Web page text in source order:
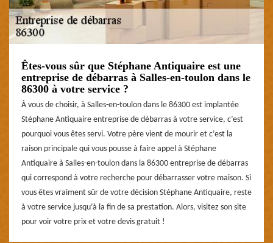
Êtes-vous sûr que Stéphane Antiquaire est une
entreprise de débarras à Salles-en-toulon dans le
86300 à votre service ?
À vous de choisir, à Salles-en-toulon dans le 86300 est implantée
Stéphane Antiquaire entreprise de débarras à votre service, c’est
pourquoi vous êtes servi. Votre père vient de mourir et c’est la
raison principale qui vous pousse à faire appel à Stéphane
Antiquaire à Salles-en-toulon dans la 86300 entreprise de débarras
qui correspond à votre recherche pour débarrasser votre maison. Si
vous êtes vraiment sûr de votre décision Stéphane Antiquaire, reste
à votre service jusqu’à la fin de sa prestation. Alors, visitez son site
pour voir votre prix et votre devis gratuit !